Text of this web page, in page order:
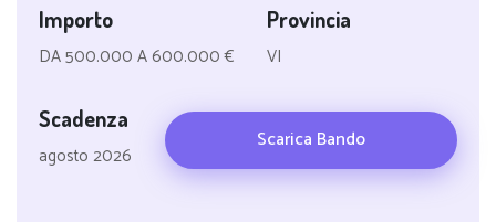
Importo
DA 500.000 A 600.000 €
Provincia
VI
Scadenza
agosto 2026
Scarica Bando